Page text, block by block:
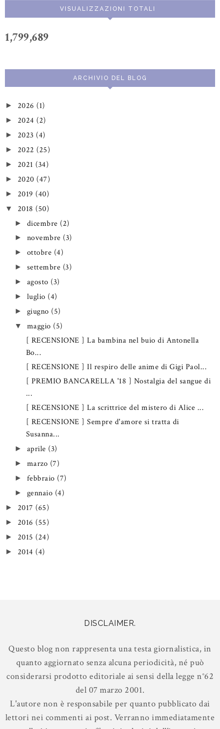
VISUALIZZAZIONI TOTALI
1,799,689
ARCHIVIO DEL BLOG
► 2026 (1)
► 2024 (2)
► 2023 (4)
► 2022 (25)
► 2021 (34)
► 2020 (47)
► 2019 (40)
▼ 2018 (50)
► dicembre (2)
► novembre (3)
► ottobre (4)
► settembre (3)
► agosto (3)
► luglio (4)
► giugno (5)
▼ maggio (5)
[ RECENSIONE ] La bambina nel buio di Antonella
Bo...
[ RECENSIONE ] Il respiro delle anime di Gigi Paol...
[ PREMIO BANCARELLA '18 ] Nostalgia del sangue di
...
[ RECENSIONE ] La scrittrice del mistero di Alice ...
[ RECENSIONE ] Sempre d'amore si tratta di
Susanna...
► aprile (3)
► marzo (7)
► febbraio (7)
► gennaio (4)
► 2017 (65)
► 2016 (55)
► 2015 (24)
► 2014 (4)
DISCLAIMER.
Questo blog non rappresenta una testa giornalistica, in
quanto aggiornato senza alcuna periodicità, né può
considerarsi prodotto editoriale ai sensi della legge n°62
del 07 marzo 2001.
L'autore non è responsabile per quanto pubblicato dai
lettori nei commenti ai post. Verranno immediatamente